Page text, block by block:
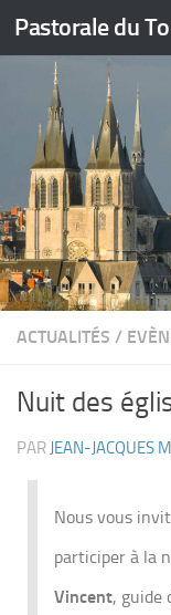
Skip to content
ACTUALITÉS /
Nuit des
PAR JEAN-JACQUES
Nous vous
participer à la
Vincent, guide